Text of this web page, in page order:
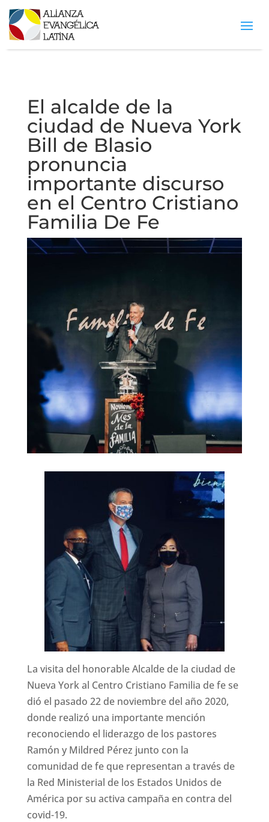
El alcalde de la
ciudad de Nueva York
Bill de Blasio
pronuncia
importante discurso
en el Centro Cristiano
Familia De Fe
La visita del honorable Alcalde de la ciudad de
Nueva York al Centro Cristiano Familia de fe se
dió el pasado 22 de noviembre del año 2020,
donde realizó una importante mención
reconociendo el liderazgo de los pastores
Ramón y Mildred Pérez junto con la
comunidad de fe que representan a través de
la Red Ministerial de los Estados Unidos de
América por su activa campaña en contra del
covid-19.